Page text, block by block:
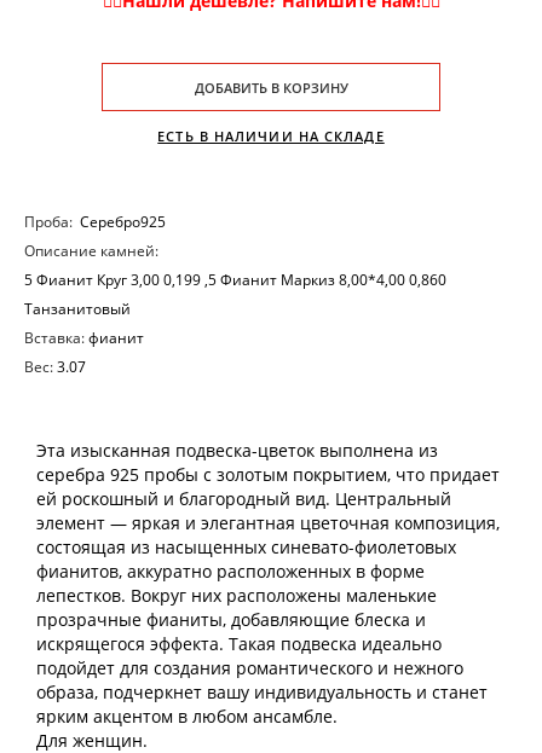
ДОБАВИТЬ В КОРЗИНУ
ЕСТЬ В НАЛИЧИИ НА СКЛАДЕ
Проба: Серебро925
Описание камней:
5 Фианит Круг 3,00 0,199 ,5 Фианит Маркиз 8,00*4,00 0,860
Танзанитовый
Вставка:фианит
Вес:3.07
Эта изысканная подвеска-цветок выполнена из
серебра 925 пробы с золотым покрытием, что придает
ей роскошный и благородный вид. Центральный
элемент — яркая и элегантная цветочная композиция,
состоящая из насыщенных синевато-фиолетовых
фианитов, аккуратно расположенных в форме
лепестков. Вокруг них расположены маленькие
прозрачные фианиты, добавляющие блеска и
искрящегося эффекта. Такая подвеска идеально
подойдет для создания романтического и нежного
образа, подчеркнет вашу индивидуальность и станет
ярким акцентом в любом ансамбле.
Для женщин.